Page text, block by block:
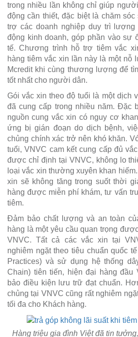
trong nhiều lần không chỉ giúp
động cần thiết, đặc biệt là chăm
trợ các doanh nghiệp duy trì lượng
động kinh doanh, góp phần vào sự
tế. Chương trình hỗ trợ tiêm vắc
hàng tiêm vắc xin lần này là một nỗ
Mcredit khi cùng thương lượng để
tốt nhất cho người dân.
Gói vắc xin theo độ tuổi là một dịch
đã cung cấp trong nhiều năm. Đặc
nguồn cung vắc xin có nguy cơ
ứng bị gián đoạn do dịch bệnh,
chủng chính xác trở nên khó khăn.
tuổi, VNVC cam kết cung cấp đủ
được chỉ định tại VNVC, không lo
loại vắc xin thường xuyên khan
xin sẽ không tăng trong suốt thời
hàng được miễn phí khám, tư vấn
tiêm.
Đảm bảo chất lượng và an toàn
hàng là một yêu cầu quan trọng
VNVC. Tất cả các vắc xin tại
nghiêm ngặt theo tiêu chuẩn quốc
Practices) và sử dụng hệ thống
Chain) tiên tiến, hiện đại hàng đầu
bảo điều kiện lưu trữ đạt chuẩn.
chủng tại VNVC cũng rất nghiêm
tối đa cho Khách hàng.
Hàng triệu gia đình Việt đã tin